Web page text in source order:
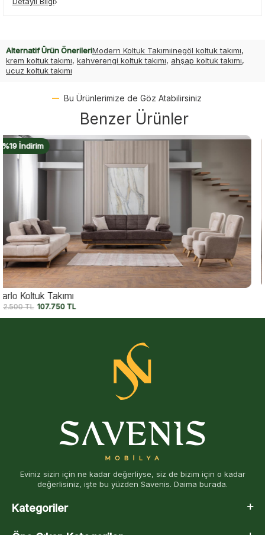
Alternatif Ürün ÖnerileriModern Koltuk Takımıinegöl koltuk takımı,
krem koltuk takımı, kahverengi koltuk takımı, ahşap koltuk takımı,
ucuz koltuk takımı
Bu Ürünlerimize de Göz Atabilirsiniz
Benzer Ürünler
%18 İndirim
Capri Koltuk Takımı
155.000TL 127.750TL
Eviniz sizin için ne kadar değerliyse, siz de bizim için o kadar
değerlisiniz, işte bu yüzden Savenis. Daima burada.
Kategoriler